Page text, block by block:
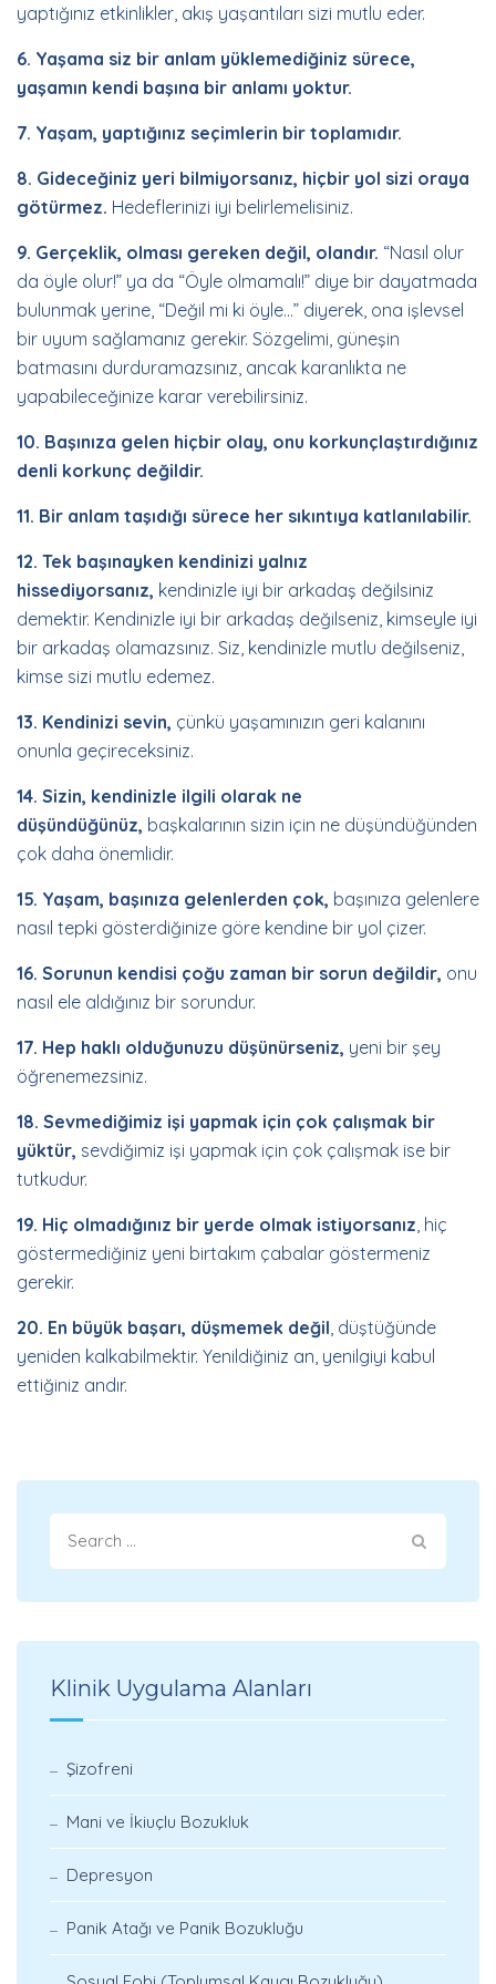
yaptığınız etkinlikler, akış yaşantıları sizi mutlu eder.
6. Yaşama siz bir anlam yüklemediğiniz sürece,
yaşamın kendi başına bir anlamı yoktur.
7. Yaşam, yaptığınız seçimlerin bir toplamıdır.
8. Gideceğiniz yeri bilmiyorsanız, hiçbir yol sizi oraya
götürmez. Hedeflerinizi iyi belirlemelisiniz.
9. Gerçeklik, olması gereken değil, olandır. “Nasıl olur
da öyle olur!” ya da “Öyle olmamalı!” diye bir dayatmada
bulunmak yerine, “Değil mi ki öyle…” diyerek, ona işlevsel
bir uyum sağlamanız gerekir. Sözgelimi, güneşin
batmasını durduramazsınız, ancak karanlıkta ne
yapabileceğinize karar verebilirsiniz.
10. Başınıza gelen hiçbir olay, onu korkunçlaştırdığınız
denli korkunç değildir.
11. Bir anlam taşıdığı sürece her sıkıntıya katlanılabilir.
12. Tek başınayken kendinizi yalnız
hissediyorsanız, kendinizle iyi bir arkadaş değilsiniz
demektir. Kendinizle iyi bir arkadaş değilseniz, kimseyle iyi
bir arkadaş olamazsınız. Siz, kendinizle mutlu değilseniz,
kimse sizi mutlu edemez.
13. Kendinizi sevin, çünkü yaşamınızın geri kalanını
onunla geçireceksiniz.
14. Sizin, kendinizle ilgili olarak ne
düşündüğünüz, başkalarının sizin için ne düşündüğünden
çok daha önemlidir.
15. Yaşam, başınıza gelenlerden çok, başınıza gelenlere
nasıl tepki gösterdiğinize göre kendine bir yol çizer.
16. Sorunun kendisi çoğu zaman bir sorun değildir, onu
nasıl ele aldığınız bir sorundur.
17. Hep haklı olduğunuzu düşünürseniz, yeni bir şey
öğrenemezsiniz.
18. Sevmediğimiz işi yapmak için çok çalışmak bir
yüktür, sevdiğimiz işi yapmak için çok çalışmak ise bir
tutkudur.
19. Hiç olmadığınız bir yerde olmak istiyorsanız, hiç
göstermediğiniz yeni birtakım çabalar göstermeniz
gerekir.
20. En büyük başarı, düşmemek değil, düştüğünde
yeniden kalkabilmektir. Yenildiğiniz an, yenilgiyi kabul
ettiğiniz andır.
Klinik Uygulama Alanları
Şizofreni
Mani ve İkiuçlu Bozukluk
Depresyon
Panik Atağı ve Panik Bozukluğu